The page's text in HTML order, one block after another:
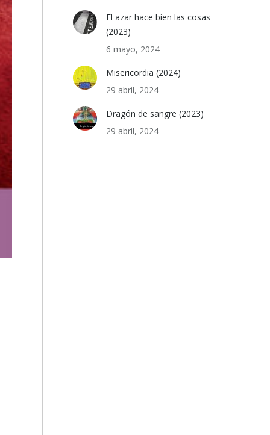
El azar hace bien las cosas
(2023)
6 mayo, 2024
Misericordia (2024)
29 abril, 2024
Dragón de sangre (2023)
29 abril, 2024